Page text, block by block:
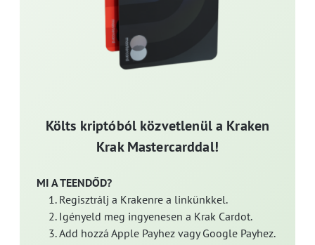
Költs kriptóból közvetlenül a Kraken
Krak Mastercarddal!
MI A TEENDŐD?
Regisztrálj a Krakenre a linkünkkel.
Igényeld meg ingyenesen a Krak Cardot.
Add hozzá Apple Payhez vagy Google Payhez.